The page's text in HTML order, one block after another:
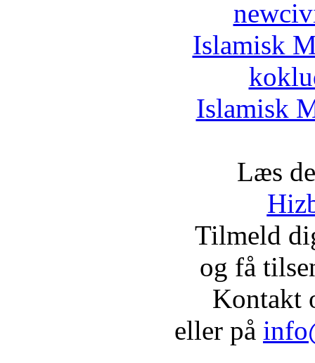
Islamisk
Islamisk
Læs
Tilmeld
og få
Kontakt
eller på